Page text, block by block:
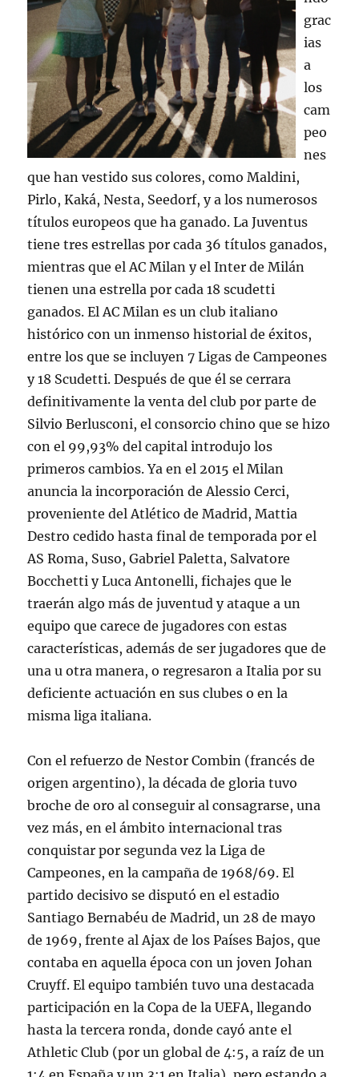
grac
ias
a
los
cam
peo
nes
que han vestido sus colores, como Maldini,
Pirlo, Kaká, Nesta, Seedorf, y a los numerosos
títulos europeos que ha ganado. La Juventus
tiene tres estrellas por cada 36 títulos ganados,
mientras que el AC Milan y el Inter de Milán
tienen una estrella por cada 18 scudetti
ganados. El AC Milan es un club italiano
histórico con un inmenso historial de éxitos,
entre los que se incluyen 7 Ligas de Campeones
y 18 Scudetti. Después de que él se cerrara
definitivamente la venta del club por parte de
Silvio Berlusconi, el consorcio chino que se hizo
con el 99,93% del capital introdujo los
primeros cambios. Ya en el 2015 el Milan
anuncia la incorporación de Alessio Cerci,
proveniente del Atlético de Madrid, Mattia
Destro cedido hasta final de temporada por el
AS Roma, Suso, Gabriel Paletta, Salvatore
Bocchetti y Luca Antonelli, fichajes que le
traerán algo más de juventud y ataque a un
equipo que carece de jugadores con estas
características, además de ser jugadores que de
una u otra manera, o regresaron a Italia por su
deficiente actuación en sus clubes o en la
misma liga italiana.
Con el refuerzo de Nestor Combin (francés de
origen argentino), la década de gloria tuvo
broche de oro al conseguir al consagrarse, una
vez más, en el ámbito internacional tras
conquistar por segunda vez la Liga de
Campeones, en la campaña de 1968/69. El
partido decisivo se disputó en el estadio
Santiago Bernabéu de Madrid, un 28 de mayo
de 1969, frente al Ajax de los Países Bajos, que
contaba en aquella época con un joven Johan
Cruyff. El equipo también tuvo una destacada
participación en la Copa de la UEFA, llegando
hasta la tercera ronda, donde cayó ante el
Athletic Club (por un global de 4:5, a raíz de un